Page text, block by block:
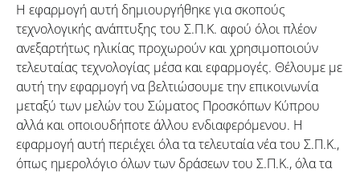
Η εφαρμογή αυτή δημιουργήθηκε για σκοπούς
τεχνολογικής ανάπτυξης του Σ.Π.Κ. αφού όλοι πλέον
ανεξαρτήτως ηλικίας προχωρούν και χρησιμοποιούν
τελευταίας τεχνολογίας μέσα και εφαρμογές. Θέλουμε με
αυτή την εφαρμογή να βελτιώσουμε την επικοινωνία
μεταξύ των μελών του Σώματος Προσκόπων Κύπρου
αλλά και οποιουδήποτε άλλου ενδιαφερόμενου. Η
εφαρμογή αυτή περιέχει όλα τα τελευταία νέα του Σ.Π.Κ.,
όπως ημερολόγιο όλων των δράσεων του Σ.Π.Κ., όλα τα